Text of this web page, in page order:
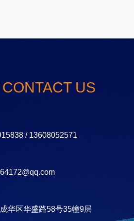
US
/ 13608052571
华区华盛路58号35幢9层